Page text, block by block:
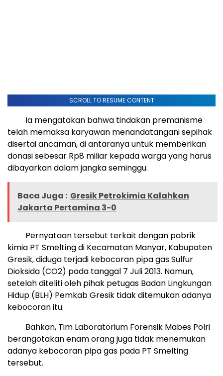
SCROLL TO RESUME CONTENT
Ia mengatakan bahwa tindakan premanisme
telah memaksa karyawan menandatangani sepihak
disertai ancaman, di antaranya untuk memberikan
donasi sebesar Rp8 miliar kepada warga yang harus
dibayarkan dalam jangka seminggu.
Baca Juga : Gresik Petrokimia Kalahkan
Jakarta Pertamina 3-0
Pernyataan tersebut terkait dengan pabrik
kimia PT Smelting di Kecamatan Manyar, Kabupaten
Gresik, diduga terjadi kebocoran pipa gas Sulfur
Dioksida (CO2) pada tanggal 7 Juli 2013. Namun,
setelah diteliti oleh pihak petugas Badan Lingkungan
Hidup (BLH) Pemkab Gresik tidak ditemukan adanya
kebocoran itu.
Bahkan, Tim Laboratorium Forensik Mabes Polri
berangotakan enam orang juga tidak menemukan
adanya kebocoran pipa gas pada PT Smelting
tersebut.